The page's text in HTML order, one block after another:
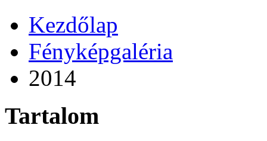
Kezdőlap
Fényképgaléria
2014
Tartalom